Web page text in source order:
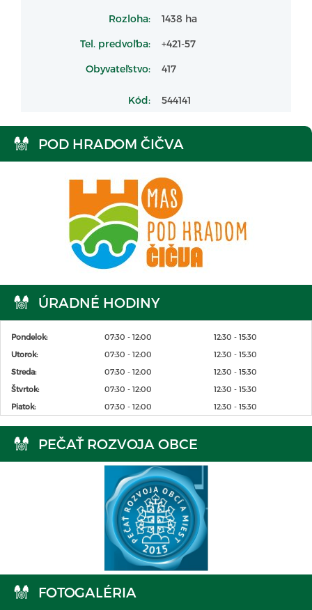
Rozloha: 1438 ha
Tel. predvoľba: +421-57
Obyvateľstvo: 417
Kód: 544141
POD HRADOM ČIČVA
ÚRADNÉ HODINY
Pondelok: 07:30 - 12:00
12:30 - 15:30
Utorok:
07:30 - 12:00
12:30 - 15:30
Streda:
07:30 - 12:00
12:30 - 15:30
Štvrtok:
07:30 - 12:00
12:30 - 15:30
Piatok:
07:30 - 12:00 12:30 - 15:30
PEČAŤ ROZVOJA OBCE
FOTOGALÉRIA